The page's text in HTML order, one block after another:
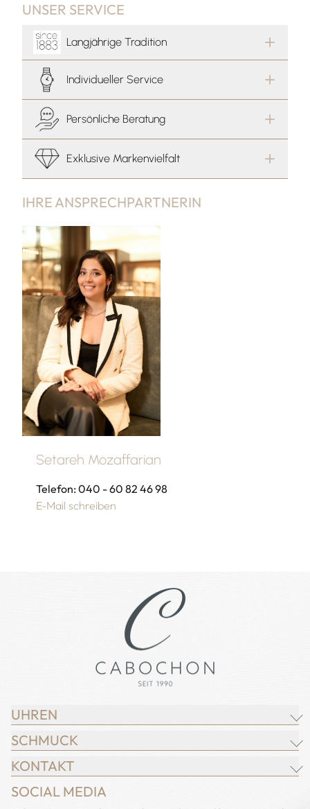
IHRE ANSPRECHPARTNERIN
Setareh Mozaffarian
Telefon: 040 - 60 82 46 98
E-Mail schreiben
UNSER SERVICE
Langjährige Tradition
Individueller Service
Persönliche Beratung
Exklusive Markenvielfalt
UHREN
BREITLING
CHOPARD
IWC SCHAFFHAUSEN
SCHMUCK
JUWELIER CABOCHON
CHOPARD
KONTAKT
Adresse:
SOCIAL MEDIA